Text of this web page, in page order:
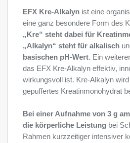
EFX Kre-Alkalyn ist eine
eine ganz besondere Form des
„Kre“ steht dabei für
„Alkalyn“ steht für alkalisch
basischen pH-Wert. Ein
das EFX Kre-Alkalyn effektiv,
wirkungsvoll ist. Kre-Alkalyn
gepuffertes Kreatinmonohydrat
Bei einer Aufnahme von 3 g
die körperliche Leistung bei
Rahmen kurzzeitiger intensiver